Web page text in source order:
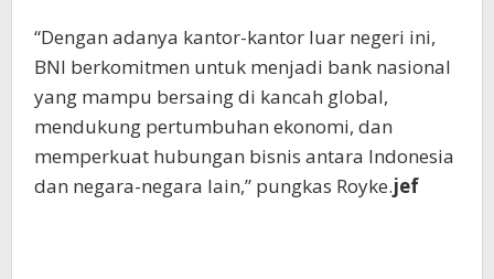
“Dengan adanya kantor-kantor luar negeri ini,
BNI berkomitmen untuk menjadi bank nasional
yang mampu bersaing di kancah global,
mendukung pertumbuhan ekonomi, dan
memperkuat hubungan bisnis antara Indonesia
dan negara-negara lain,” pungkas Royke.jef